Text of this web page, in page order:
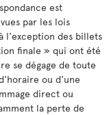
est
par les lois
l'exception des billets
finale » qui ont été
se dégage de toute
ou d'une
direct ou
la perte de